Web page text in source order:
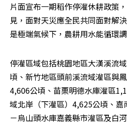
片面宣布一期稻作停灌休耕政策
見，面對天災應全民共同面對解
是極端氣候下，農耕用水能循環
停灌區域包括桃園地區大漢溪流
頃、新竹地區頭前溪流域灌區與
4,606公頃、苗栗明德水庫灌區
域北岸（下灌區）4,625公頃、
－烏山頭水庫嘉義縣市灌區及白